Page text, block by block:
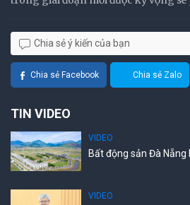
Chia sẻ ý kiến của bạn
Chia sẻ Facebook Chia sẻ Zalo
TIN VIDEO
VIDEO
Bất động sản Đà
VIDEO